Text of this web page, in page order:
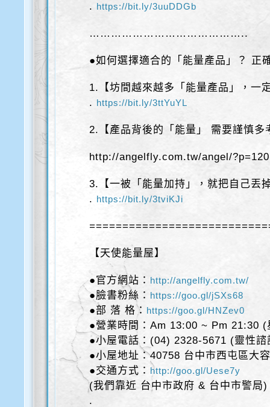
. https://bit.ly/3uuDDGb
……………………………………..
●如何選擇適合的「能量產品」？ 正
1.【坊間越來越多「能量產品」，一
. https://bit.ly/3ttYuYL
2.【產品背後的「能量」 需要謹慎多
http://angelfly.com.tw/angel/
3.【一被「能量加持」，就把自己丟
. https://bit.ly/3tviKJi
【天使能量屋】
●官方網站： http://angelfly.com.tw/
●臉書粉絲： https://goo.gl/jSXs68
●部 落 格： https://goo.gl/HNZev0
●營業時間：Am 13:00 ~ Pm 21:30 (
●小屋電話：(04) 2328-5671 (靈性
●小屋地址：40758 台中市西屯區大
●交通方式： http://goo.gl/Uese7y
(我們靠近 台中市政府 & 台中市警局)
.